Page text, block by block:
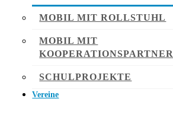
MOBIL MIT ROLLSTUHL
MOBIL MIT
KOOPERATIONSPARTNER
SCHULPROJEKTE
Vereine